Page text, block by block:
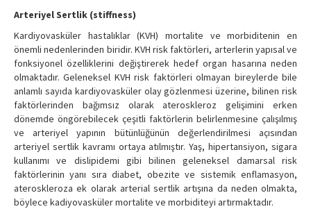
Arteriyel Sertlik (stiffness)
Kardiyovasküler hastalıklar (KVH) mortalite ve morbiditenin en
önemli nedenlerinden biridir. KVH risk faktörleri, arterlerin yapısal ve
fonksiyonel özelliklerini değiştirerek hedef organ hasarına neden
olmaktadır. Geleneksel KVH risk faktörleri olmayan bireylerde bile
anlamlı sayıda kardiyovasküler olay gözlenmesi üzerine, bilinen risk
faktörlerinden bağımsız olarak ateroskleroz gelişimini erken
dönemde öngörebilecek çeşitli faktörlerin belirlenmesine çalışılmış
ve arteriyel yapının bütünlüğünün değerlendirilmesi açısından
arteriyel sertlik kavramı ortaya atılmıştır. Yaş, hipertansiyon, sigara
kullanımı ve dislipidemi gibi bilinen geleneksel damarsal risk
faktörlerinin yanı sıra diabet, obezite ve sistemik enflamasyon,
ateroskleroza ek olarak arterial sertlik artışına da neden olmakta,
böylece kadiyovasküler mortalite ve morbiditeyi artırmaktadır.